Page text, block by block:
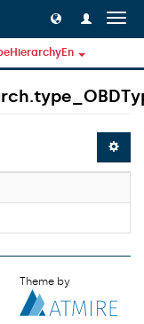
Theme by